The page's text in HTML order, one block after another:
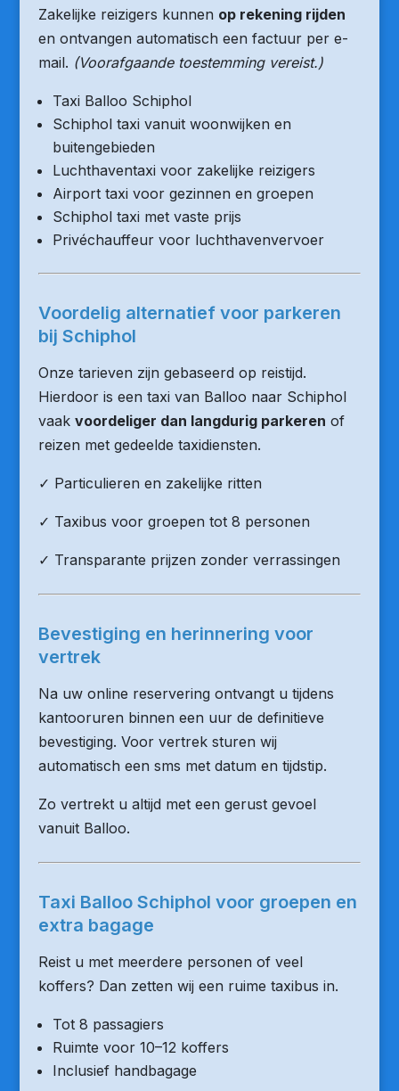
Zakelijke reizigers kunnen op rekening rijden
en ontvangen automatisch een factuur per e-
mail. (Voorafgaande toestemming vereist.)
Taxi Balloo Schiphol
Schiphol taxi vanuit woonwijken en
buitengebieden
Luchthaventaxi voor zakelijke reizigers
Airport taxi voor gezinnen en groepen
Schiphol taxi met vaste prijs
Privéchauffeur voor luchthavenvervoer
Voordelig alternatief voor parkeren
bij Schiphol
Onze tarieven zijn gebaseerd op reistijd.
Hierdoor is een taxi van Balloo naar Schiphol
vaak voordeliger dan langdurig parkeren of
reizen met gedeelde taxidiensten.
✓ Particulieren en zakelijke ritten
✓ Taxibus voor groepen tot 8 personen
✓ Transparante prijzen zonder verrassingen
Bevestiging en herinnering voor
vertrek
Na uw online reservering ontvangt u tijdens
kantooruren binnen een uur de definitieve
bevestiging. Voor vertrek sturen wij
automatisch een sms met datum en tijdstip.
Zo vertrekt u altijd met een gerust gevoel
vanuit Balloo.
Taxi Balloo Schiphol voor groepen en
extra bagage
Reist u met meerdere personen of veel
koffers? Dan zetten wij een ruime taxibus in.
Tot 8 passagiers
Ruimte voor 10–12 koffers
Inclusief handbagage